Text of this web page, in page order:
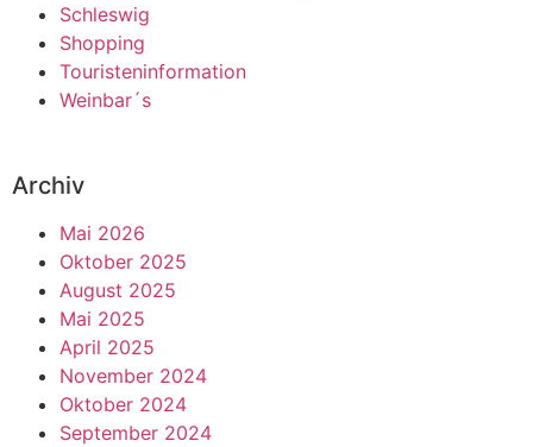
Schleswig
Shopping
Touristeninformation
Weinbar´s
Archiv
Mai 2026
Oktober 2025
August 2025
Mai 2025
April 2025
November 2024
Oktober 2024
September 2024